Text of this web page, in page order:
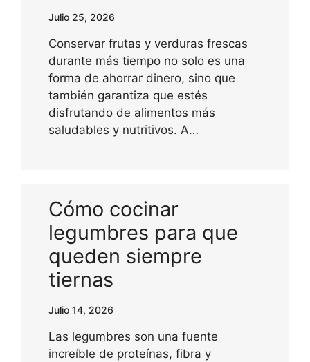
Julio 25, 2026
Conservar frutas y verduras frescas
durante más tiempo no solo es una
forma de ahorrar dinero, sino que
también garantiza que estés
disfrutando de alimentos más
saludables y nutritivos. A…
Cómo cocinar
legumbres para que
queden siempre
tiernas
Julio 14, 2026
Las legumbres son una fuente
increíble de proteínas, fibra y